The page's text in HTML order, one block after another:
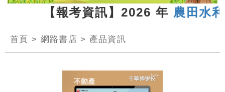
【報考資訊】2026 年農田水利
首頁 > 網路書店 > 產品資訊